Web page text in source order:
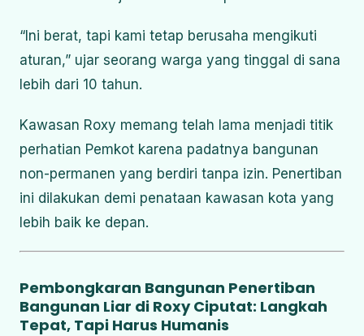
“Ini berat, tapi kami tetap berusaha mengikuti
aturan,” ujar seorang warga yang tinggal di sana
lebih dari 10 tahun.
Kawasan Roxy memang telah lama menjadi titik
perhatian Pemkot karena padatnya bangunan
non-permanen yang berdiri tanpa izin. Penertiban
ini dilakukan demi penataan kawasan kota yang
lebih baik ke depan.
Pembongkaran Bangunan Penertiban
Bangunan Liar di Roxy Ciputat: Langkah
Tepat, Tapi Harus Humanis